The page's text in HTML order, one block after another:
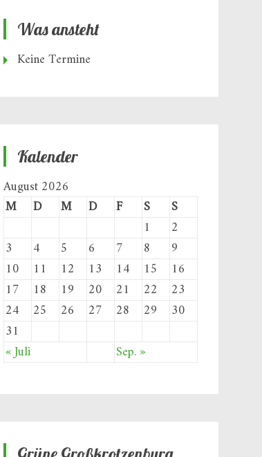
Was ansteht
Keine Termine
Kalender
August 2026
M
D M D F S
S
1
2
3
4 5 6 7 8
9
10
11 12 13 14 15
16
17
18 19 20 21 22
23
24
25 26 27 28 29
30
31
« Juli
Sep. »